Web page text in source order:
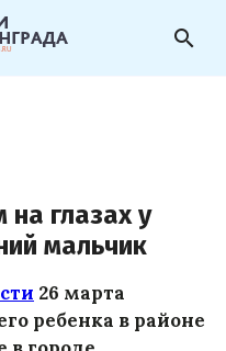
search
глазах у
мальчик
26 марта
ребенка в районе